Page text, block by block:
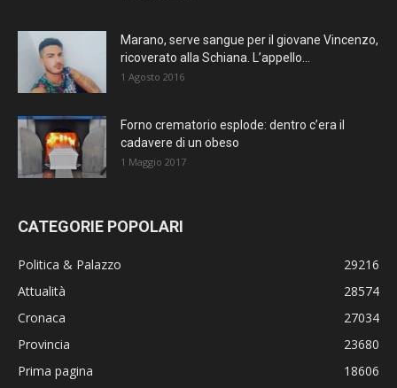
Marano, serve sangue per il giovane Vincenzo,
ricoverato alla Schiana. L’appello...
1 Agosto 2016
Forno crematorio esplode: dentro c’era il
cadavere di un obeso
1 Maggio 2017
CATEGORIE POPOLARI
Politica & Palazzo
29216
Attualità
28574
Cronaca
27034
Provincia
23680
Prima pagina
18606